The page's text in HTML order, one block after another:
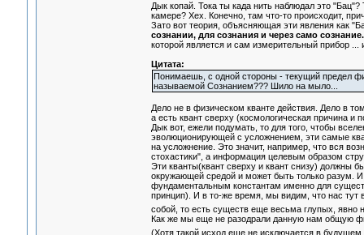
Дык копай. Тока ты када нить наблюдал это
камере? Хех. Конечно, там что-то происходит,
Зато вот теория, объясняющая эти явления как
сознании, для сознания и через само сознание.
которой является и сам измерительный прибор
Цитата:
Понимаешь, с одной стороны - текущий предел
называемой Сознанием??? Шило на мыло...
Дело не в физическом кванте действия. Дело в
а есть квант сверху (космологическая причина
Дык вот, ежели подумать, то для того, чтобы
эволюционирующей с усложнением, эти самые
на усложнение. Это значит, например, что вся
стохастики", а информация целевым образом
Эти кванты(квант сверху и квант снизу) должны
окружающей средой и может быть только разум.
фундаментальным константам именно для
принцип). И в то-же время, мы видим, что нас
собой, то есть существ еще весьма глупых,
Как же мы еще не разодрали данную нам общую
(Хотя такой исход еще не исключается в будущем